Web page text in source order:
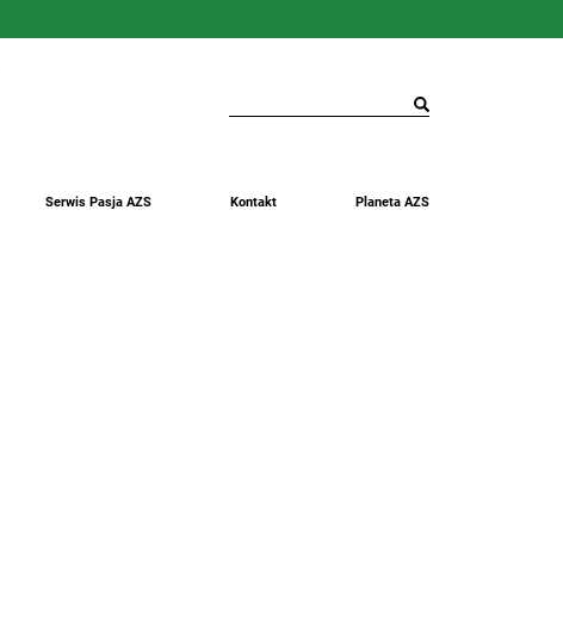
Serwis Pasja AZS Kontakt Planeta AZS